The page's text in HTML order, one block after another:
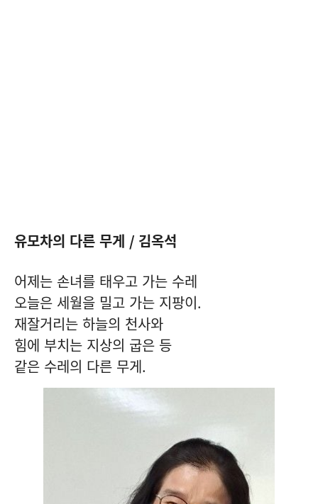
유모차의 다른 무게 / 김옥석
어제는 손녀를 태우고 가는 수레
오늘은 세월을 밀고 가는 지팡이.
재잘거리는 하늘의 천사와
힘에 부치는 지상의 굽은 등
같은 수레의 다른 무게.